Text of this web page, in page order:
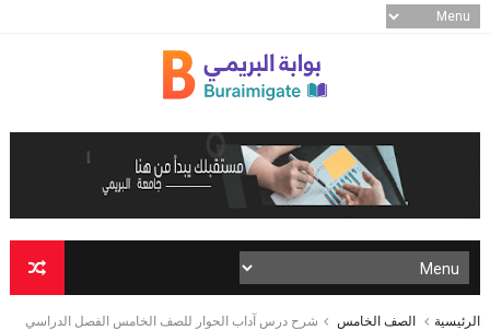
الرئيسية الصف الخامس
شرح درس آداب الحوار للصف الخامس الفصل الدراسي